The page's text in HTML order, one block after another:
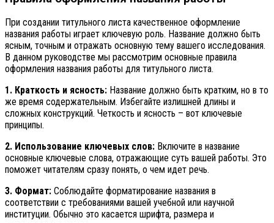
При создании титульного листа качественное оформление
названия работы играет ключевую роль. Название должно быть
ясным, точным и отражать основную тему вашего исследования.
В данном руководстве мы рассмотрим основные правила
оформления названия работы для титульного листа.
1. Краткость и ясность: Название должно быть кратким, но в то
же время содержательным. Избегайте излишней длины и
сложных конструкций. Четкость и ясность – вот ключевые
принципы.
2. Использование ключевых слов: Включите в название
основные ключевые слова, отражающие суть вашей работы. Это
поможет читателям сразу понять, о чем идет речь.
3. Формат: Соблюдайте форматирование названия в
соответствии с требованиями вашей учебной или научной
институции. Обычно это касается шрифта, размера и